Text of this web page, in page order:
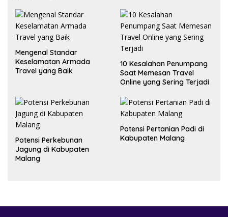
Mengenal Standar
Keselamatan Armada
Travel yang Baik
10 Kesalahan Penumpang
Saat Memesan Travel
Online yang Sering Terjadi
Potensi Perkebunan
Jagung di Kabupaten
Malang
Potensi Pertanian Padi di
Kabupaten Malang